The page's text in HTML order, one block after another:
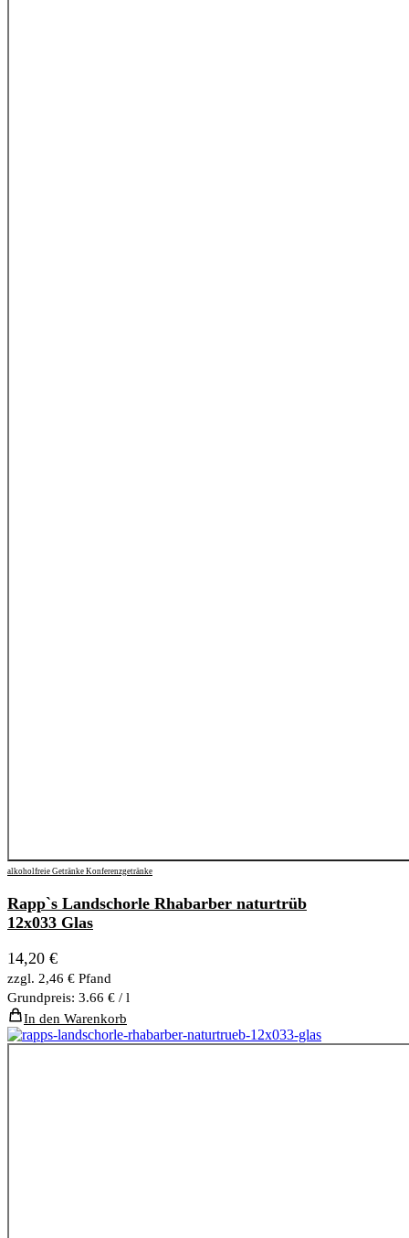
alkoholfreie Getränke Konferenzgetränke
Rapp`s Landschorle Rhabarber naturtrüb
12x033 Glas
14,20 €
zzgl. 2,46 € Pfand
Grundpreis: 3.66 € / l
In den Warenkorb